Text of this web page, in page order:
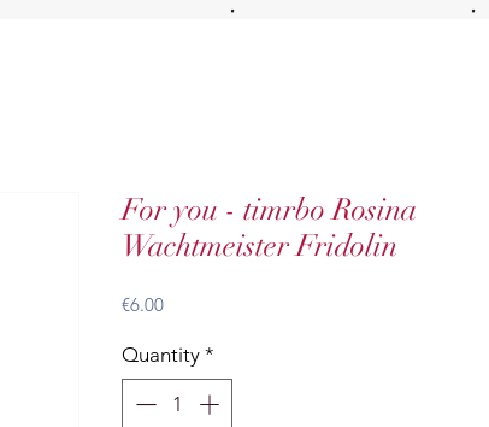
For you - timrbo Rosina
Wachtmeister Fridolin
€6.00Price
Quantity *